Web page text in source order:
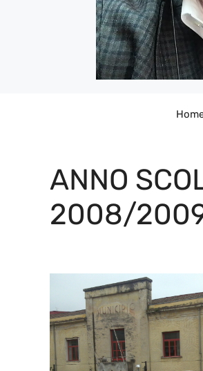
ANNO
2008/